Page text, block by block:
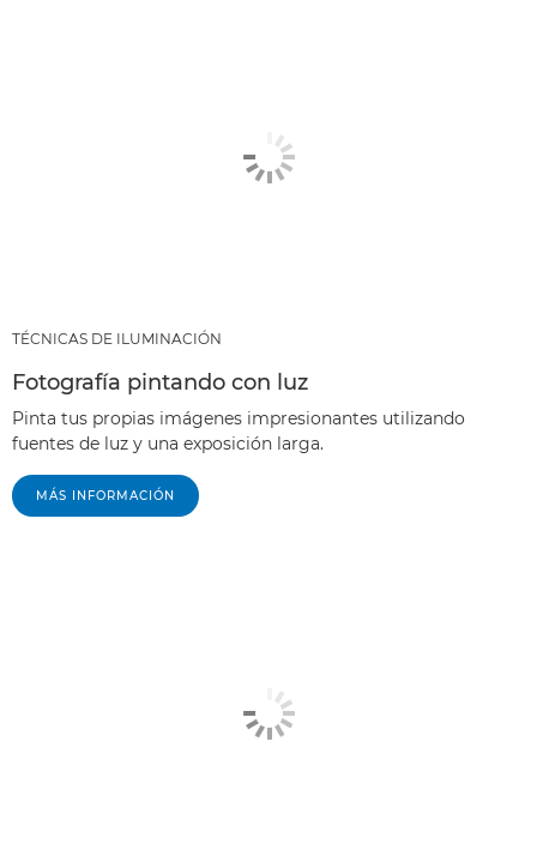
TÉCNICAS DE ILUMINACIÓN
Fotografía pintando con luz
Pinta tus propias imágenes impresionantes utilizando
fuentes de luz y una exposición larga.
MÁS INFORMACIÓN